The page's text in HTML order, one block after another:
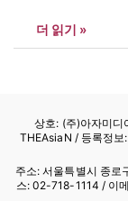
대강당에서 지역주
가운데 ‘(가칭)홍주
더 읽기 »
상호: (주)아자미
THEAsiaN / 등록정
주소: 서울특별시 종
스: 02-718-1114 / 이